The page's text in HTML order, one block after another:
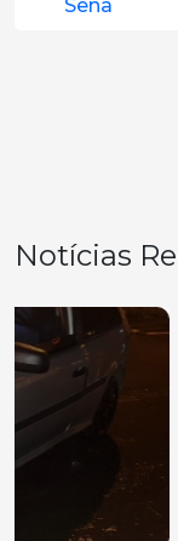
Sena
Notícias